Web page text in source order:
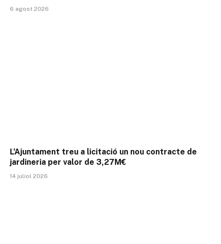
6 agost 2026
L’Ajuntament treu a licitació un nou contracte de
jardineria per valor de 3,27M€
14 juliol 2026